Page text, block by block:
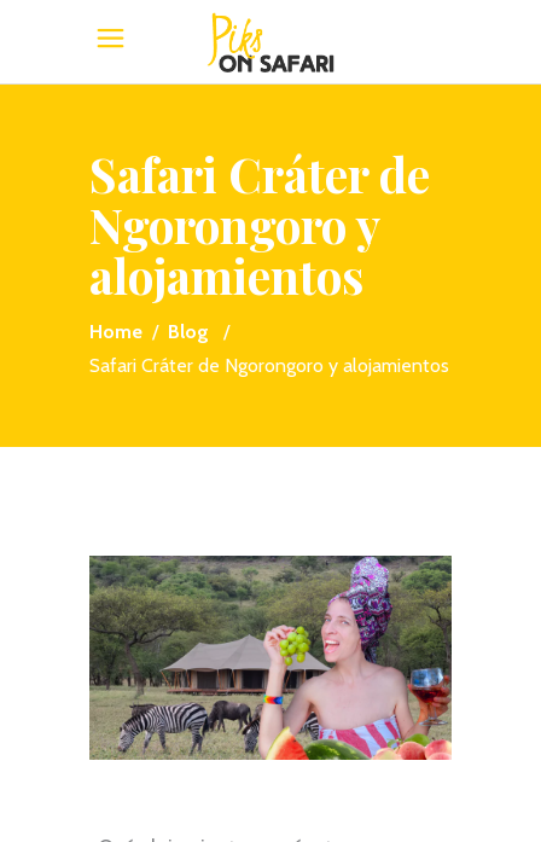
Safari Cráter de
Ngorongoro y
alojamientos
Home / Blog
/
Safari Cráter de Ngorongoro y alojamientos